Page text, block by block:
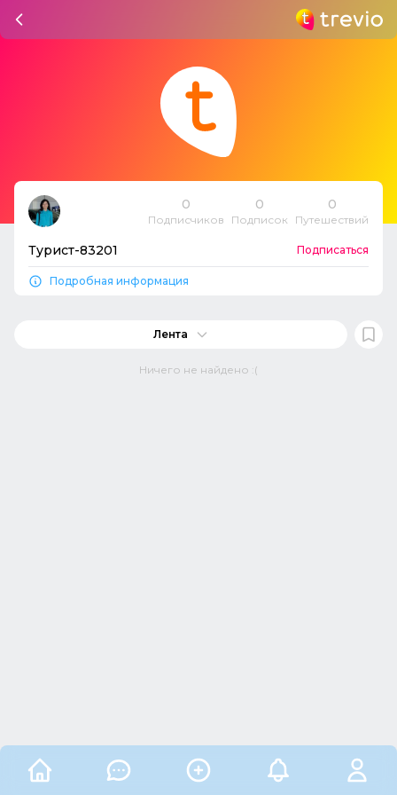
0
Подписчиков
0
Подписок
0
Путешествий
Турист-83201 Подписаться
Подробная информация
Лента
Ничего не найдено :(